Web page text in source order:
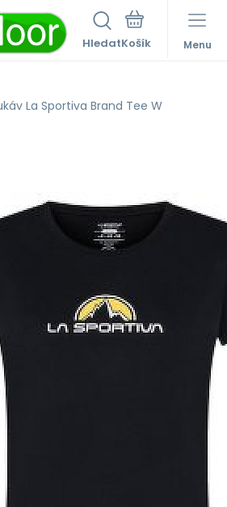
Hledat Menu
La Sportiva Brand Tee W